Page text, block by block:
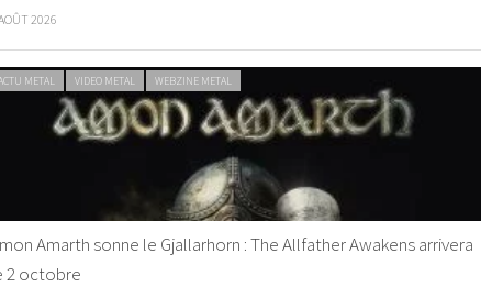
2026
METAL VIDEO METAL WEBZINE METAL
Amarth sonne le Gjallarhorn : The Allfather Awakens arrivera
2 octobre